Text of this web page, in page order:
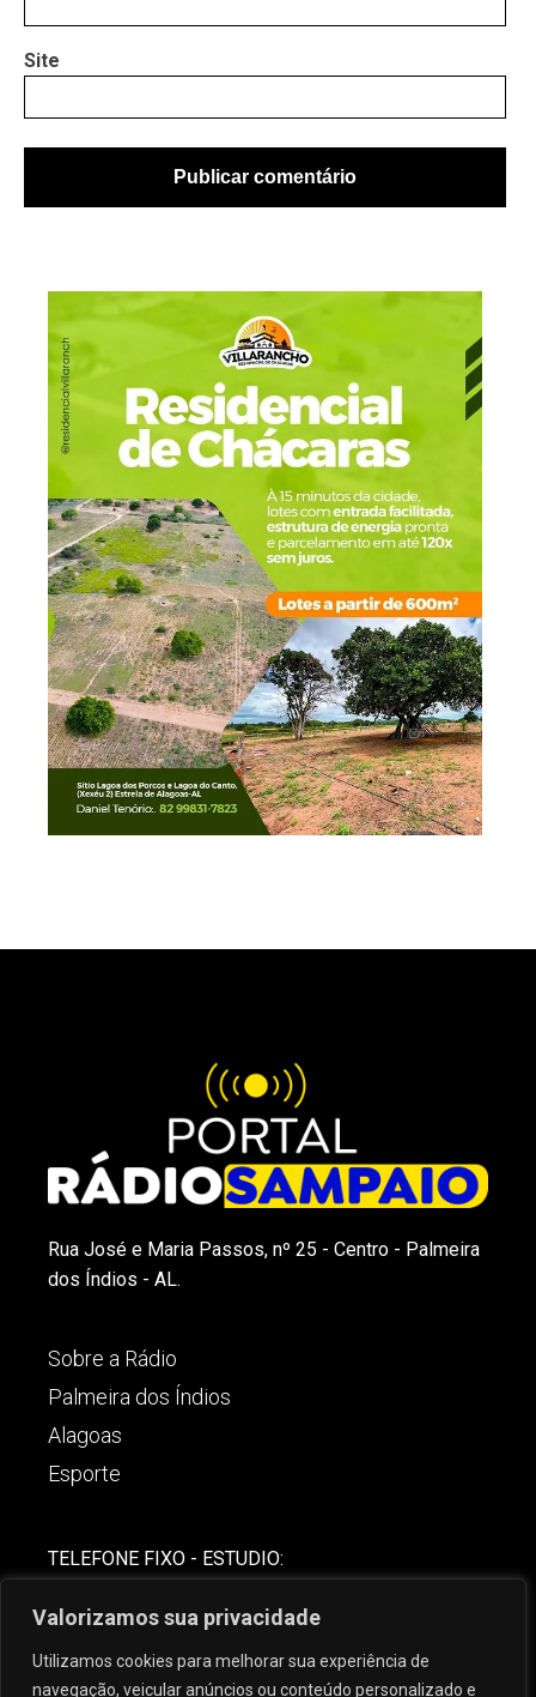
Valorizamos sua privacidade
Utilizamos cookies para melhorar sua experiência de
navegação, veicular anúncios ou conteúdo personalizado e
Site
Rua José e Maria Passos, nº 25 - Centro - Palmeira
dos Índios - AL.
Sobre a Rádio
Palmeira dos Índios
Alagoas
Esporte
TELEFONE FIXO - ESTUDIO:
(82) 99621-8806